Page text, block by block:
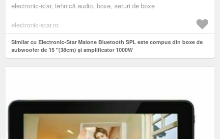
electronic-star, tehnică audio, boxe, seturi de boxe
electronic-star.ro
Similar cu Electronic-Star Malone Bluetooth SPL este compus din boxe de
subwoofer de 15 "(38cm) și amplificator 1000W